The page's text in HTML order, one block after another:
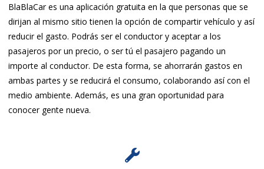
BlaBlaCar es una aplicación gratuita en la que personas que se
dirijan al mismo sitio tienen la opción de compartir vehículo y así
reducir el gasto. Podrás ser el conductor y aceptar a los
pasajeros por un precio, o ser tú el pasajero pagando un
importe al conductor. De esta forma, se ahorrarán gastos en
ambas partes y se reducirá el consumo, colaborando así con el
medio ambiente. Además, es una gran oportunidad para
conocer gente nueva.